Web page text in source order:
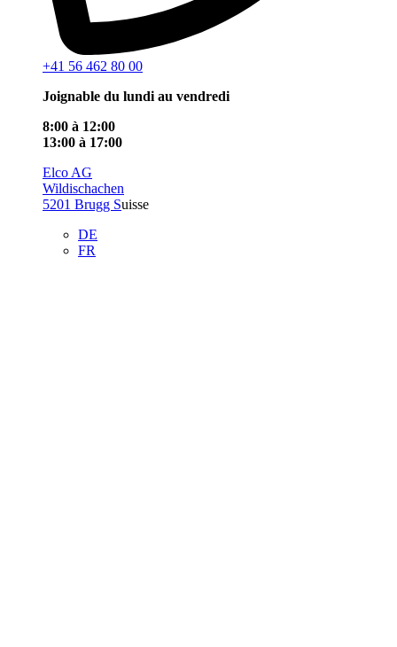
+41 56 462 80 00
Joignable du lundi au vendredi
8:00 à 12:00
13:00 à 17:00
Elco AG
Wildischachen
5201 Brugg Suisse
DE
FR